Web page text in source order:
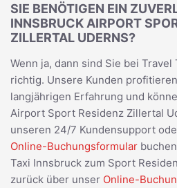
SIE BENÖTIGEN EIN
INNSBRUCK AIRPORT
ZILLERTAL UDERNS?
Wenn ja, dann sind Sie bei Travel
richtig. Unsere Kunden
langjährigen Erfahrung und
Airport Sport Residenz Zillertal
unseren 24/7 Kundensupport
Online-Buchungsformular
Taxi Innsbruck zum Sport
zurück über unser Online-